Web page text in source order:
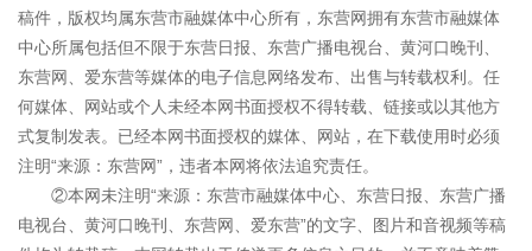
稿件，版权均属东营市融媒体中心所有，东营网拥有东营市融媒体
中心所属包括但不限于东营日报、东营广播电视台、黄河口晚刊、
东营网、爱东营等媒体的电子信息网络发布、出售与转载权利。任
何媒体、网站或个人未经本网书面授权不得转载、链接或以其他方
式复制发表。已经本网书面授权的媒体、网站，在下载使用时必须
注明“来源：东营网”，违者本网将依法追究责任。
②本网未注明“来源：东营市融媒体中心、东营日报、东营广播
电视台、黄河口晚刊、东营网、爱东营”的文字、图片和音视频等稿